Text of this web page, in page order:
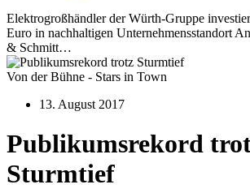
Elektrogroßhändler der Würth-Gruppe
Euro in nachhaltigen Unternehmensstandort
& Schmitt…
Von der Bühne - Stars in Town
13. August 2017
Publikumsrekord
Sturmtief